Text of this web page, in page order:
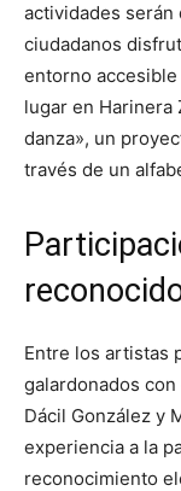
actividades serán
ciudadanos
entorno
lugar en Harinera
danza», un
través de un
Entre los artistas
galardonados
Dácil González y
experiencia a la
reconocimiento